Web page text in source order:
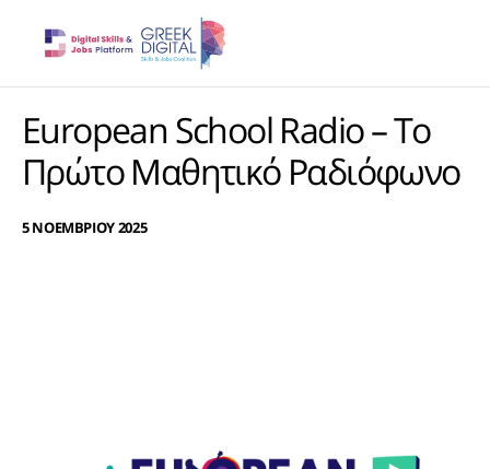
European School Radio – Το
Πρώτο Μαθητικό Ραδιόφωνο
5 ΝΟΕΜΒΡΙΟΥ 2025